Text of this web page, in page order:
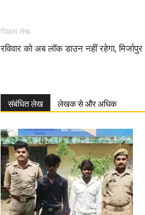
पिछला लेख
रविवार को अब लॉक डाउन नहीं रहेगा, मिर्जापुर
संबंधित लेख लेखक से और अधिक